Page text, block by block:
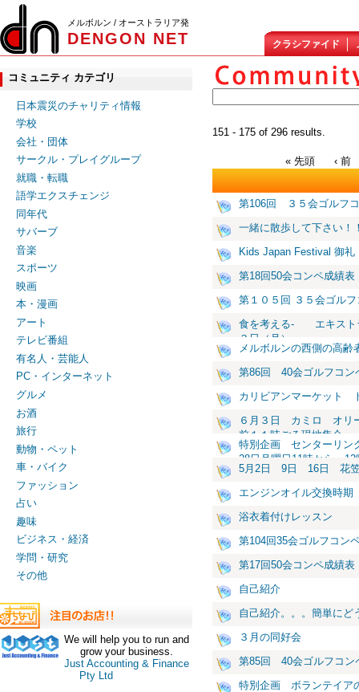
メルボルン / オーストラリア発
DENGON NET クラシファイド
コミュニティ カテゴリ
日本震災のチャリティ情報
学校
会社・団体
サークル・プレイグループ
就職・転職
語学エクスチェンジ
同年代
サバーブ
音楽
スポーツ
映画
本・漫画
アート
テレビ番組
有名人・芸能人
PC・インターネット
グルメ
お酒
旅行
動物・ペット
車・バイク
ファッション
占い
趣味
ビジネス・経済
学問・研究
その他
We will help you to run and
grow your business.
Just Accounting & Finance
Pty Ltd
151 - 175 of 296 results.
« 先頭 ‹ 前
第106回 ３５会ゴルフ
一緒に散歩して下さい！
Kids Japan Festival 御礼
第18回50会コンペ成績表
第１０５回 ３５会ゴル
食を考える- エキスト
３日（月）
メルボルンの西側の高
第86回 40会ゴルフコン
カリビアンマーケット
６月３日 カミロ オリ
前１１時ごろ現地集合
特別企画 センターリ
28日月曜日11時から 12
5月2日 9日 16日 花
エンジンオイル交換時期
浴衣着付けレッスン
第104回35会ゴルフコン
第17回50会コンペ成績表
自己紹介
自己紹介。。。簡単にど
３月の同好会
第85回 40会ゴルフコン
特別企画 ボランテイ